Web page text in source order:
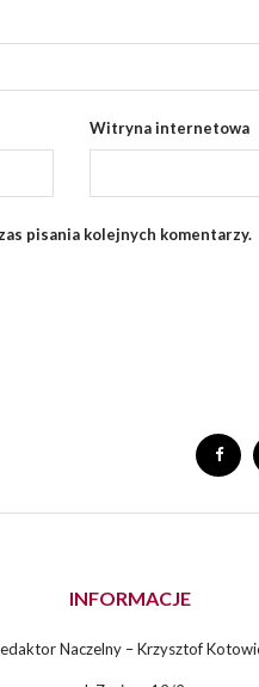
Witryna internetowa
pisania kolejnych komentarzy.
INFORMACJE
Naczelny – Krzysztof